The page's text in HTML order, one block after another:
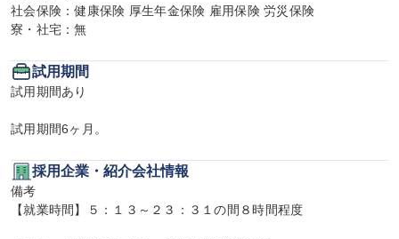
社会保険：健康保険 厚生年金保険 雇用保険 労災保険
寮・社宅：無
試用期間
試用期間あり
試用期間6ヶ月。
採用企業・紹介会社情報
備考
【就業時間】５：１３～２３：３１の間８時間程度